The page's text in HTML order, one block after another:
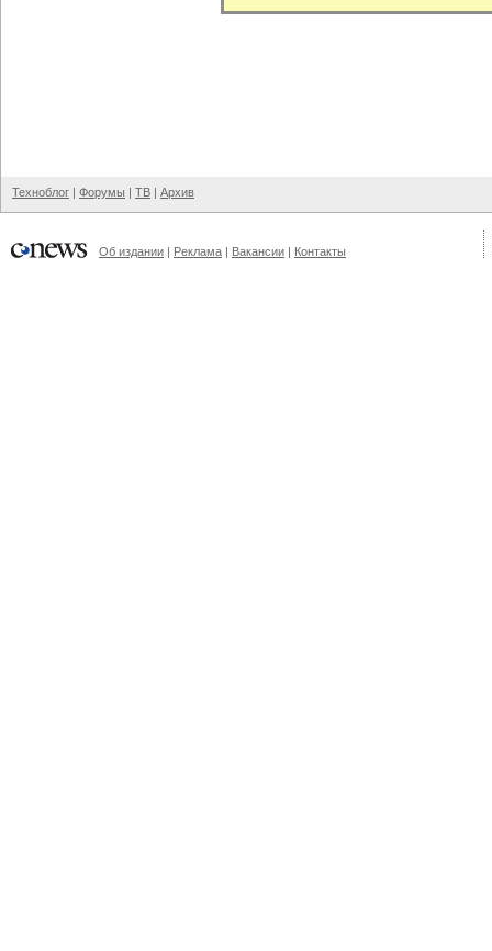
Техноблог | Форумы | ТВ | Архив
Об издании | Реклама | Вакансии | Контакты